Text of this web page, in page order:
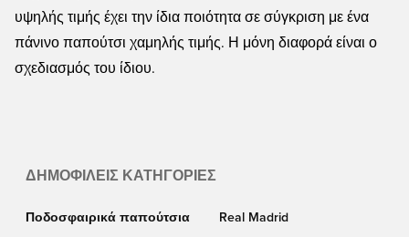
υψηλής τιμής έχει την ίδια ποιότητα σε σύγκριση με ένα
πάνινο παπούτσι χαμηλής τιμής. Η μόνη διαφορά είναι ο
σχεδιασμός του ίδιου.
ΔΗΜΟΦΙΛΕΊΣ ΚΑΤΗΓΟΡΊΕΣ
Ποδοσφαιρικά παπούτσια Real Madrid